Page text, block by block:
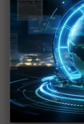
高速傳輸需求不
者商機
義大利新創企業參
TSLG耐落集團布
海韻電子推出
之旅